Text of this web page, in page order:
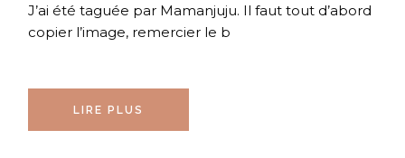
J’ai été taguée par Mamanjuju. Il faut tout d’abord
copier l’image, remercier le b
LIRE PLUS